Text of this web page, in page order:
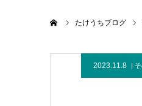
たけうちブログ
2023.11.8